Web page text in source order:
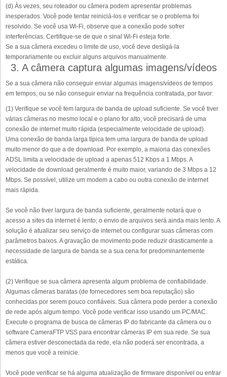
(d) Às vezes, seu roteador ou câmera podem apresentar problemas
inesperados. Você pode tentar reiniciá-los e verificar se o problema foi
resolvido. Se você usa Wi-Fi, observe que a conexão pode sofrer
interferências. Certifique-se de que o sinal Wi-Fi esteja forte.
Se a sua câmera excedeu o limite de uso, você deve desligá-la
temporariamente ou excluir alguns arquivos manualmente.
3. A câmera captura algumas imagens/vídeos
Se a sua câmera não conseguir enviar algumas imagens/vídeos de tempos
em tempos, ou se não conseguir enviar na frequência contratada, por favor:
(1) Verifique se você tem largura de banda de upload suficiente. Se você tiver
várias câmeras no mesmo local e o plano for alto, você precisará de uma
conexão de internet muito rápida (especialmente velocidade de upload).
Uma conexão de banda larga típica tem uma largura de banda de upload
muito menor do que a de download. Por exemplo, a maioria das conexões
ADSL limita a velocidade de upload a apenas 512 Kbps a 1 Mbps. A
velocidade de download geralmente é muito maior, variando de 3 Mbps a 12
Mbps. Se possível, utilize um modem a cabo ou outra conexão de internet
mais rápida.
Se você não tiver largura de banda suficiente, geralmente notará que o
acesso a sites da internet é lento; o envio de arquivos será ainda mais lento. A
solução é atualizar seu serviço de internet ou configurar suas câmeras com
parâmetros baixos. A gravação de movimento pode reduzir drasticamente a
necessidade de largura de banda se a sua cena for predominantemente
estática.
(2) Verifique se sua câmera apresenta algum problema de confiabilidade.
Algumas câmeras baratas (de fornecedores sem boa reputação) são
conhecidas por serem pouco confiáveis. Sua câmera pode perder a conexão
de rede após algum tempo. Você pode verificar isso usando um PC/MAC.
Execute o programa de busca de câmeras IP do fabricante da câmera ou o
software CameraFTP VSS para encontrar câmeras IP em sua rede. Se sua
câmera estiver desconectada da rede, ela não poderá ser encontrada, a
menos que você a reinicie.
Você pode verificar se há alguma atualização de firmware disponível ou entrar